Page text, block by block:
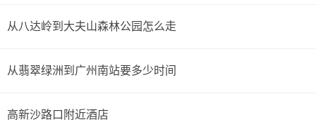
从八达岭到大夫山森林公园怎么走
从翡翠绿洲到广州南站要多少时间
高新沙路口附近酒店